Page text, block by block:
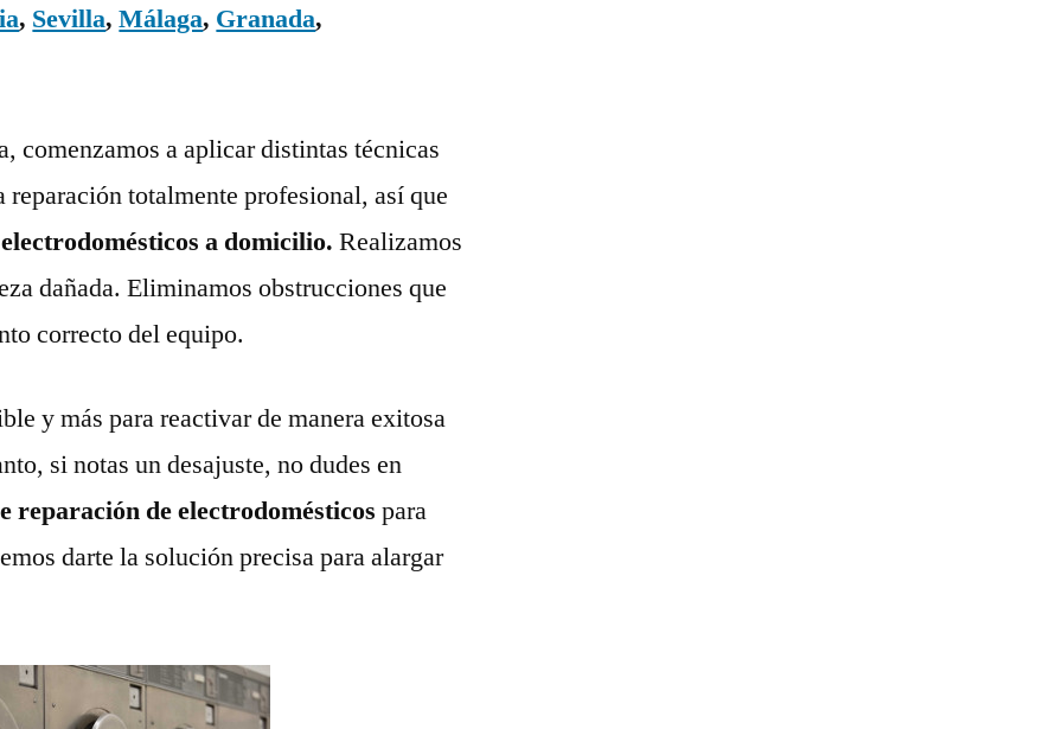
, Sevilla,Málaga, Granada,
comenzamos a aplicar distintas técnicas
totalmente profesional, así que
a domicilio.Realizamos
dañada. Eliminamos obstrucciones que
correcto del equipo.
y más para reactivar de manera exitosa
si notas un desajuste, no dudes en
reparación de electrodomésticospara
darte la solución precisa para alargar